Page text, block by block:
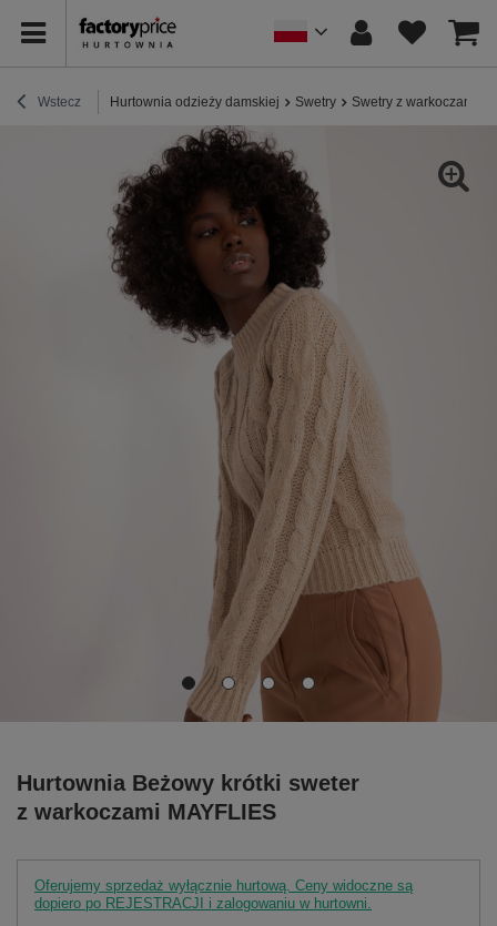
Wstecz Hurtownia odzieży damskiej Swetry Swetry z warkoczami
Hurtownia Beżowy krótki sweter
z warkoczami MAYFLIES
Oferujemy sprzedaż wyłącznie hurtową. Ceny widoczne są
dopiero po REJESTRACJI i zalogowaniu w hurtowni.